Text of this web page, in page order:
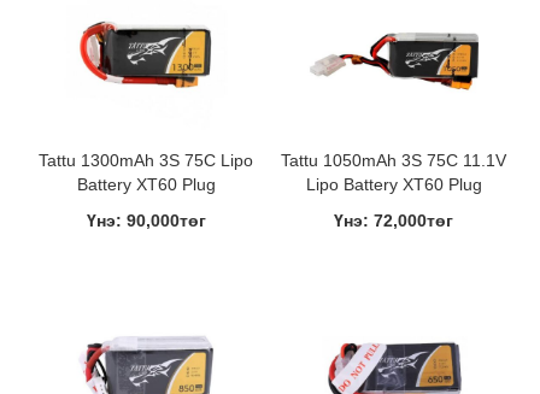
Tattu 1300mAh 3S 75C Lipo
Battery XT60 Plug
Үнэ: 90,000төг
Tattu 1050mAh 3S 75C 11.1V
Lipo Battery XT60 Plug
Үнэ: 72,000төг